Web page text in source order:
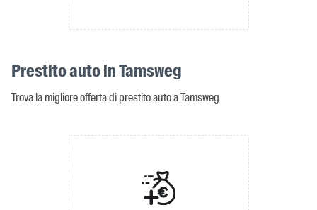
Prestito auto in Tamsweg
Trova la migliore offerta di prestito auto a Tamsweg